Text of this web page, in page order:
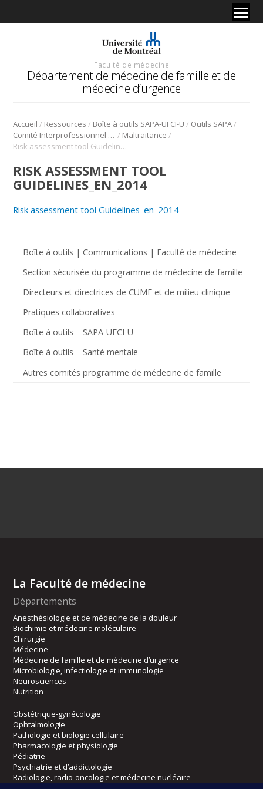
Faculté de médecine
Département de médecine de famille et de
médecine d’urgence
Accueil / Ressources / Boîte à outils SAPA-UFCI-U / Outils SAPA/
Comité Interprofessionnel Interuniversitaire de développement professoral continu CII-DPC (2015) / Maltraitance /
Risk assessment tool Guidelines_en_2014
Boîte à outils | Communications | Faculté de médecine
Section sécurisée du programme de médecine de famille
Directeurs et directrices de CUMF et de milieu clinique
Pratiques collaboratives
Boîte à outils – SAPA-UFCI-U
Boîte à outils – Santé mentale
Autres comités programme de médecine de famille
RISK ASSESSMENT TOOL
GUIDELINES_EN_2014
Risk assessment tool Guidelines_en_2014
La Faculté de médecine
Départements
Anesthésiologie et de médecine de la douleur
Biochimie et médecine moléculaire
Chirurgie
Médecine
Médecine de famille et de médecine d’urgence
Microbiologie, infectiologie et immunologie
Neurosciences
Nutrition
Obstétrique-gynécologie
Ophtalmologie
Pathologie et biologie cellulaire
Pharmacologie et physiologie
Pédiatrie
Psychiatrie et d’addictologie
Radiologie, radio-oncologie et médecine nucléaire